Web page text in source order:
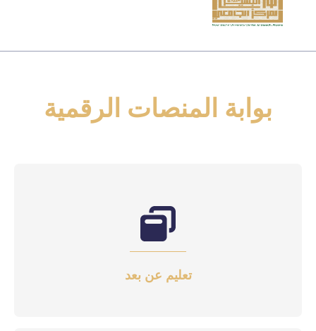
بوابة المنصات الرقمية
تعليم عن بعد